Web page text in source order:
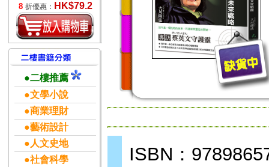
8 折優惠： HK$79.2
●二樓推薦
●文學小說
●商業理財
●藝術設計
●人文史地
●社會科學
ISBN：